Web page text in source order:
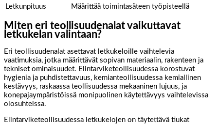
Letkunpituus
Määrittää toimintasäteen työpisteellä
Miten eri teollisuudenalat vaikuttavat
letkukelan valintaan?
Eri teollisuudenalat asettavat letkukeloille vaihtelevia
vaatimuksia, jotka määrittävät sopivan materiaalin, rakenteen ja
tekniset ominaisuudet. Elintarviketeollisuudessa korostuvat
hygienia ja puhdistettavuus, kemianteollisuudessa kemiallinen
kestävyys, raskaassa teollisuudessa mekaaninen lujuus, ja
konepajaympäristöissä monipuolinen käytettävyys vaihtelevissa
olosuhteissa.
Elintarviketeollisuudessa letkukelojen on täytettävä tiukat